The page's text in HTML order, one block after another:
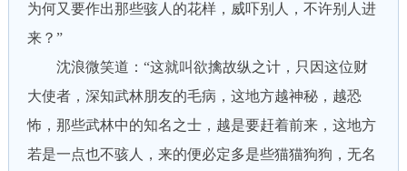
为何又要作出那些骇人的花样，威吓别人，不许别人进
来？”
沈浪微笑道：“这就叫欲擒故纵之计，只因这位财
大使者，深知武林朋友的毛病，这地方越神秘，越恐
怖，那些武林中的知名之士，越是要赶着前来，这地方
若是一点也不骇人，来的便必定多是些猫猫狗狗，无名